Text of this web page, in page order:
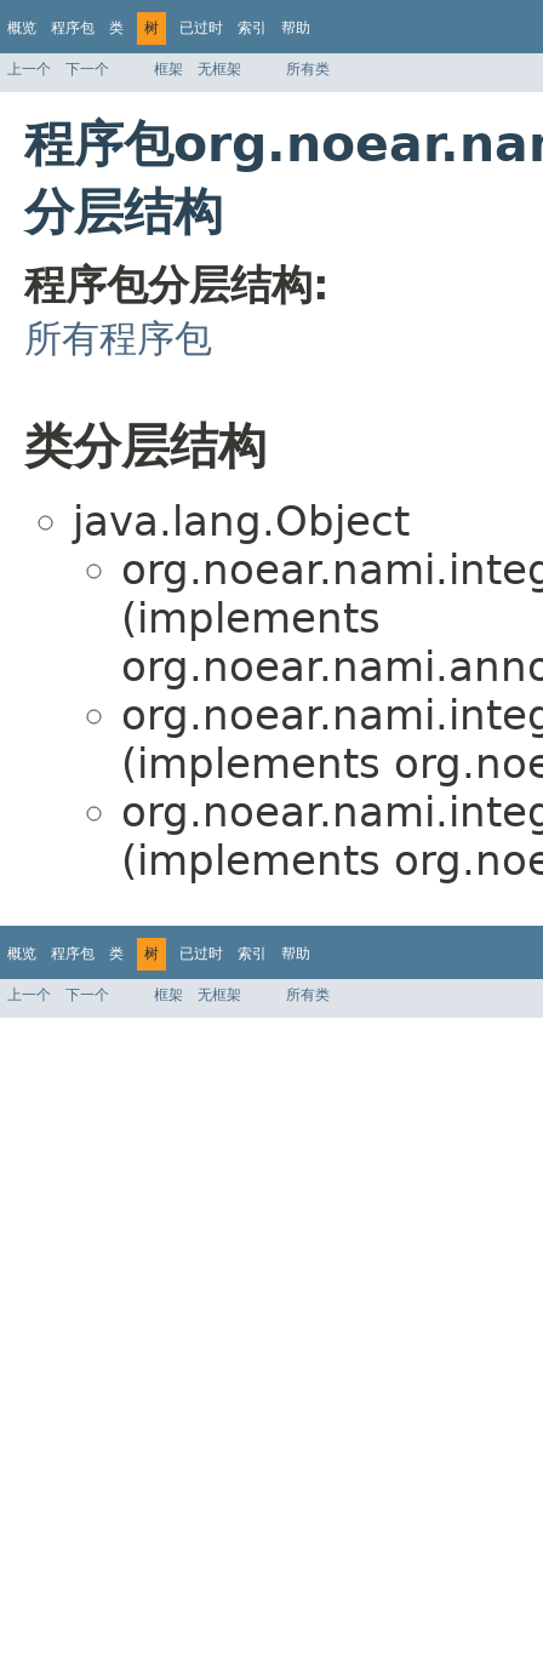
概览 程序包 类 树 已过时 索引 帮助
上一个 下一个 框架 无框架 所有类
程序包
分层结构
程序包分层结构:
所有程序包
类分层结构
java.lang.Object
(implements
(implements
(implements
概览 程序包 类 树 已过时 索引 帮助
上一个 下一个 框架 无框架 所有类